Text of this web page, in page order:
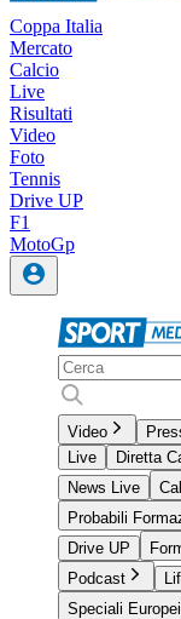
Coppa Italia
Mercato
Calcio
Live
Risultati
Video
Foto
Tennis
Drive UP
F1
MotoGp
Video
Live
Diretta
News Live
Probabili
Drive UP
Podcast
Speciali Europei